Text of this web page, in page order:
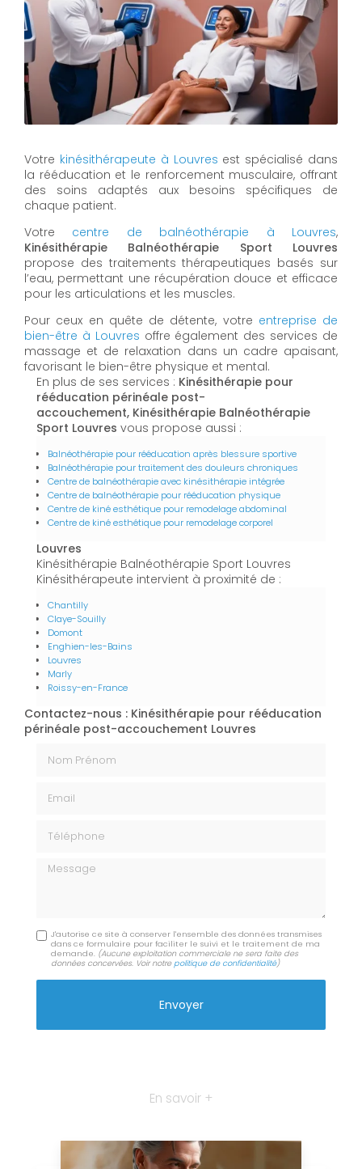
Votre kinésithérapeute à Louvres est spécialisé dans
la rééducation et le renforcement musculaire, offrant
des soins adaptés aux besoins spécifiques de
chaque patient.
Votre centre de balnéothérapie à Louvres,
Kinésithérapie Balnéothérapie Sport Louvres
propose des traitements thérapeutiques basés sur
l’eau, permettant une récupération douce et efficace
pour les articulations et les muscles.
Pour ceux en quête de détente, votre entreprise de
bien-être à Louvres offre également des services de
massage et de relaxation dans un cadre apaisant,
favorisant le bien-être physique et mental.
En plus de ses services : Kinésithérapie pour
rééducation périnéale post-
accouchement, Kinésithérapie Balnéothérapie
Sport Louvres vous propose aussi :
Balnéothérapie pour rééducation après blessure sportive
Balnéothérapie pour traitement des douleurs chroniques
Centre de balnéothérapie avec kinésithérapie intégrée
Centre de balnéothérapie pour rééducation physique
Centre de kiné esthétique pour remodelage abdominal
Centre de kiné esthétique pour remodelage corporel
Louvres
Kinésithérapie Balnéothérapie Sport Louvres
Kinésithérapeute intervient à proximité de :
Chantilly
Claye-Souilly
Domont
Enghien-les-Bains
Louvres
Marly
Roissy-en-France
Contactez-nous : Kinésithérapie pour rééducation
périnéale post-accouchement Louvres
Message
J'autorise ce site à conserver l'ensemble des données transmises
dans ce formulaire pour faciliter le suivi et le traitement de ma
demande. (Aucune exploitation commerciale ne sera faite des
données concervées. Voir notrepolitique de confidentialité)
En savoir +